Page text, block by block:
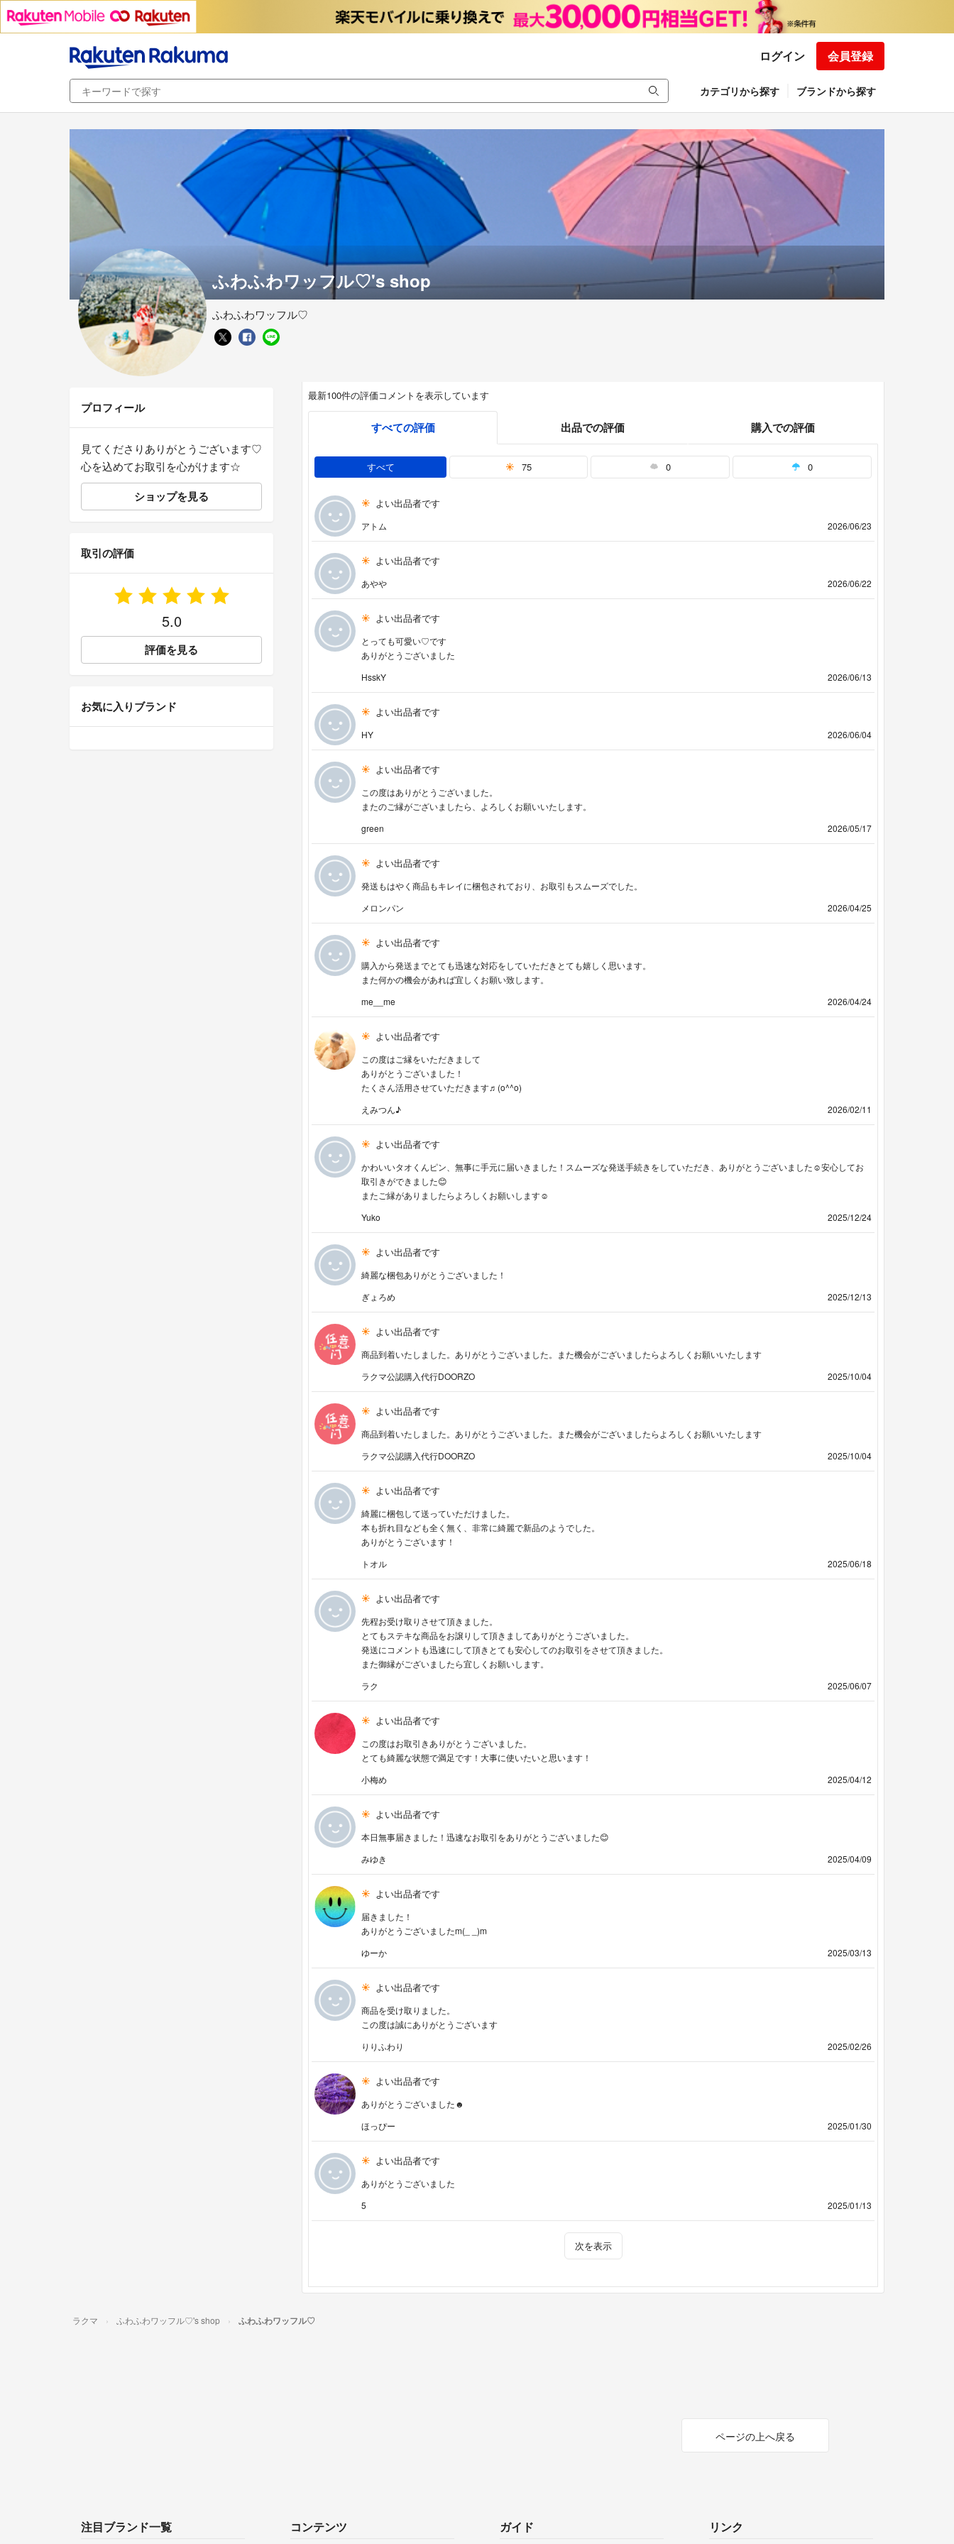
ログイン 会員登録
カテゴリから探す ブランドから探す
ふわふわワッフル♡'s shop
ふわふわワッフル♡
最新100件の評価コメントを表示しています
すべての評価 出品での評価 購入での評価
すべて 75 0 0
よい出品者です
アトム 2026/06/23
よい出品者です
あやや 2026/06/22
よい出品者です
とっても可愛い♡です
ありがとうございました
HsskY
2026/06/13
よい出品者です
HY 2026/06/04
よい出品者です
この度はありがとうございました。
またのご縁がございましたら、よろしくお願いいたします。
green
2026/05/17
よい出品者です
発送もはやく商品もキレイに梱包されており、お取引もスムーズでした。
メロンパン
2026/04/25
よい出品者です
購入から発送までとても迅速な対応をしていただきとても嬉しく思います。
また何かの機会があれば宜しくお願い致します。
me__me
2026/04/24
よい出品者です
この度はご縁をいただきまして
ありがとうございました！
たくさん活用させていただきます♬(o^^o)
えみつん♪
2026/02/11
よい出品者です
かわいいタオくんピン、無事に手元に届いきました！スムーズな発送手続きをしていただき、ありがとうございました☺️安心してお
取引きができました😊
またご縁がありましたらよろしくお願いします☺️
Yuko
2025/12/24
よい出品者です
綺麗な梱包ありがとうございました！
ぎょろめ
2025/12/13
よい出品者です
商品到着いたしました。ありがとうございました。また機会がございましたらよろしくお願いいたします
ラクマ公認購入代行DOORZO
2025/10/04
よい出品者です
商品到着いたしました。ありがとうございました。また機会がございましたらよろしくお願いいたします
ラクマ公認購入代行DOORZO
2025/10/04
よい出品者です
綺麗に梱包して送っていただけました。
本も折れ目なども全く無く、非常に綺麗で新品のようでした。
ありがとうございます！
トオル
2025/06/18
よい出品者です
先程お受け取りさせて頂きました。
とてもステキな商品をお譲りして頂きましてありがとうございました。
発送にコメントも迅速にして頂きとても安心してのお取引をさせて頂きました。
また御縁がございましたら宜しくお願いします。
ラク
2025/06/07
よい出品者です
この度はお取引きありがとうございました。
とても綺麗な状態で満足です！大事に使いたいと思います！
小梅め
2025/04/12
よい出品者です
本日無事届きました！迅速なお取引をありがとうございました😊
みゆき
2025/04/09
よい出品者です
届きました！
ありがとうございましたm(_ _)m
ゆーか
2025/03/13
よい出品者です
商品を受け取りました。
この度は誠にありがとうございます
りりふわり
2025/02/26
よい出品者です
ありがとうございました☻
ほっぴー
2025/01/30
よい出品者です
ありがとうございました
5
2025/01/13
次を表示
プロフィール
見てくださりありがとうございます♡
心を込めてお取引を心がけます☆
ショップを見る
取引の評価
5.0
評価を見る
お気に入りブランド
ラクマ ふわふわワッフル♡'s shop ふわふわワッフル♡
ページの上へ戻る
注目ブランド一覧 コンテンツ ガイド リンク